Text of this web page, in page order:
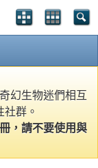
幻生物迷們相互
群。
，請不要使用與